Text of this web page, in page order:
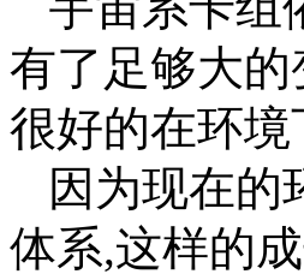
有了足够大
很好的在环境
因为现在的
体系,这样的